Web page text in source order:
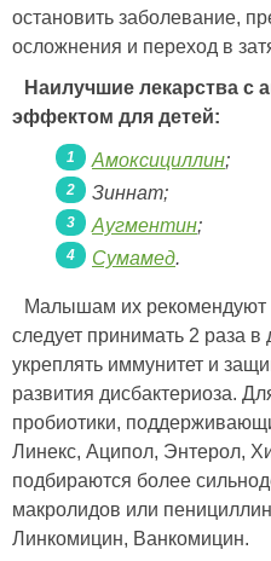
остановить заболевание,
осложнения и переход в
Наилучшие лекарства с
эффектом для детей:
Амоксициллин;
Зиннат;
Аугментин;
Сумамед.
Малышам их рекомендуют
следует принимать 2 раза
укреплять иммунитет и
развития дисбактериоза.
пробиотики,
Линекс, Аципол, Энтерол,
подбираются более
макролидов или
Линкомицин, Ванкомицин.